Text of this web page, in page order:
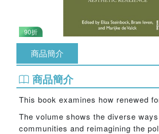
90折
商品簡介
商品簡介
This book examines how renewed
The volume shows the diverse
communities and reimagining the